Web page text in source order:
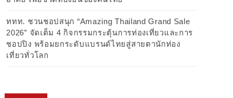
2026” จัดเต็ม 4 กิจกรรมกระตุ้นการท่องเที่ยวและการ
ชอปปิง พร้อมยกระดับแบรนด์ไทยสู่สายตานักท่อง
เที่ยวทั่วโลก